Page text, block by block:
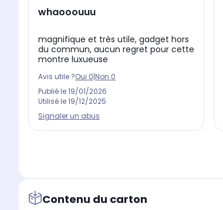
whaooouuu
magnifique et très utile, gadget hors
du commun, aucun regret pour cette
montre luxueuse
Avis utile ?Oui 0|Non 0
Publié le19/01/2026
Utilisé le19/12/2025
Signaler un abus
Contenu du carton